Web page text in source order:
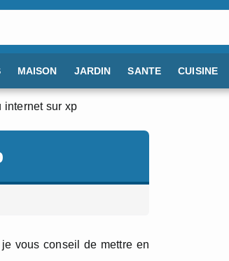
MAISON JARDIN SANTE CUISINE
internet sur xp
vous conseil de mettre en